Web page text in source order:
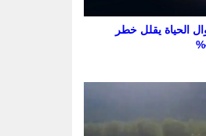
الحياة يقلل خطر